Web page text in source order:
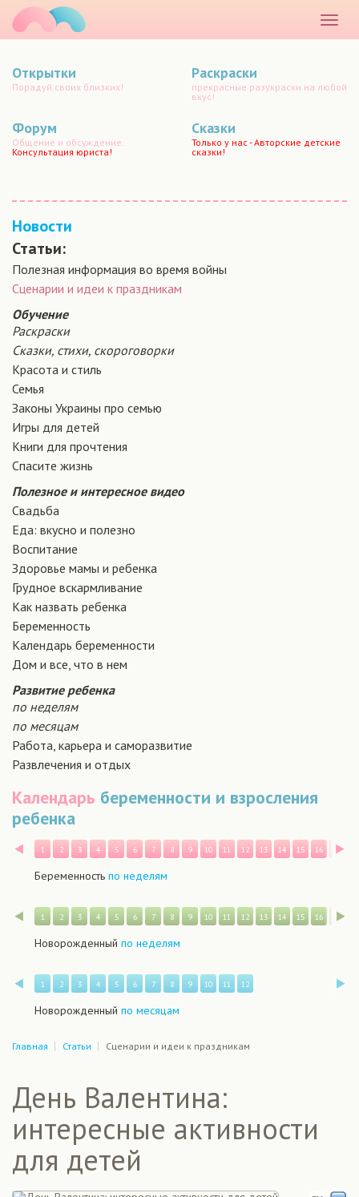
меню
Открытки
Порадуй своих близких!
Раскраски
прекрасные разукраски на любой
вкус!
Форум
Общение и обсуждение.
Консультация юриста!
Сказки
Только у нас - Авторские детские
сказки!
Новости
Статьи:
Полезная информация во время войны
Сценарии и идеи к праздникам
Обучение
Раскраски
Сказки, стихи, скороговорки
Красота и стиль
Семья
Законы Украины про семью
Игры для детей
Книги для прочтения
Спасите жизнь
Полезное и интересное видео
Свадьба
Еда: вкусно и полезно
Воспитание
Здоровье мамы и ребенка
Грудное вскармливание
Как назвать ребенка
Беременность
Календарь беременности
Дом и все, что в нем
Развитие ребенка
по неделям
по месяцам
Работа, карьера и саморазвитие
Развлечения и отдых
Календарь беременности и взросления
ребенка
Назад
1 2 3 4 5 6 7 8 9 10 11 12 13 14 15 16 17
Беременность по неделям
Назад
1 2 3 4 5 6 7 8 9 10 11 12 13 14 15 16 17
Новорожденный по неделям
Назад
1 2 3 4 5 6 7 8 9 10 11 12
Новорожденный по месяцам
Главная Статьи Сценарии и идеи к праздникам
День Валентина:
интересные активности
для детей